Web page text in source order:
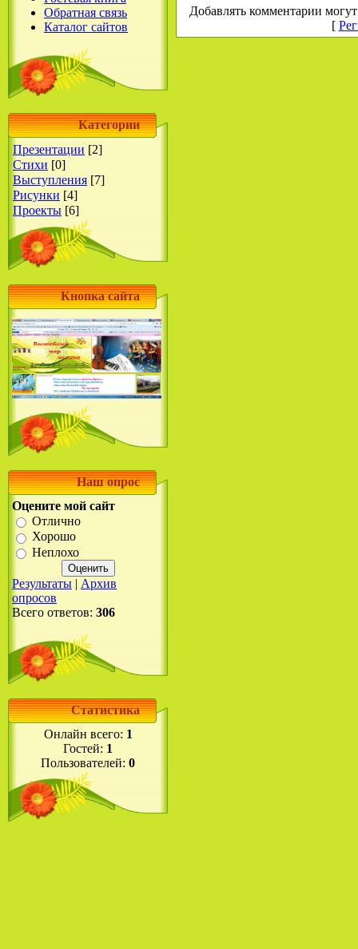
Обратная связь
Каталог сайтов
Категории
Презентации [2]
Стихи [0]
Выступления [7]
Рисунки [4]
Проекты [6]
Кнопка сайта
Наш опрос
Оцените мой сайт
Отлично
Хорошо
Неплохо
Результаты | Архив
опросов
Всего ответов: 306
Статистика
Онлайн всего: 1
Гостей: 1
Пользователей: 0
Добавлять комментарии
[